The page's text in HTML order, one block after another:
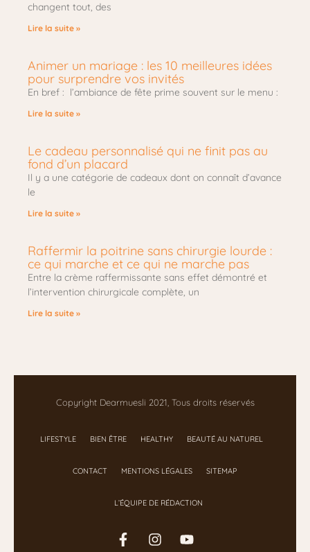
changent tout, des
Lire la suite »
Animer un mariage : les 10 meilleures idées
pour surprendre vos invités
En bref : l’ambiance de fête prime souvent sur le menu :
Lire la suite »
Le cadeau personnalisé qui ne finit pas au
fond d’un placard
Il y a une catégorie de cadeaux dont on connaît d’avance
le
Lire la suite »
Raffermir la poitrine sans chirurgie lourde :
ce qui marche et ce qui ne marche pas
Entre la crème raffermissante sans effet démontré et
l’intervention chirurgicale complète, un
Lire la suite »
Copyright Dearmuesli 2021, Tous droits réservés
LIFESTYLE BIEN ÊTRE HEALTHY BEAUTÉ AU NATUREL
CONTACT MENTIONS LÉGALES SITEMAP
L’ÉQUIPE DE RÉDACTION